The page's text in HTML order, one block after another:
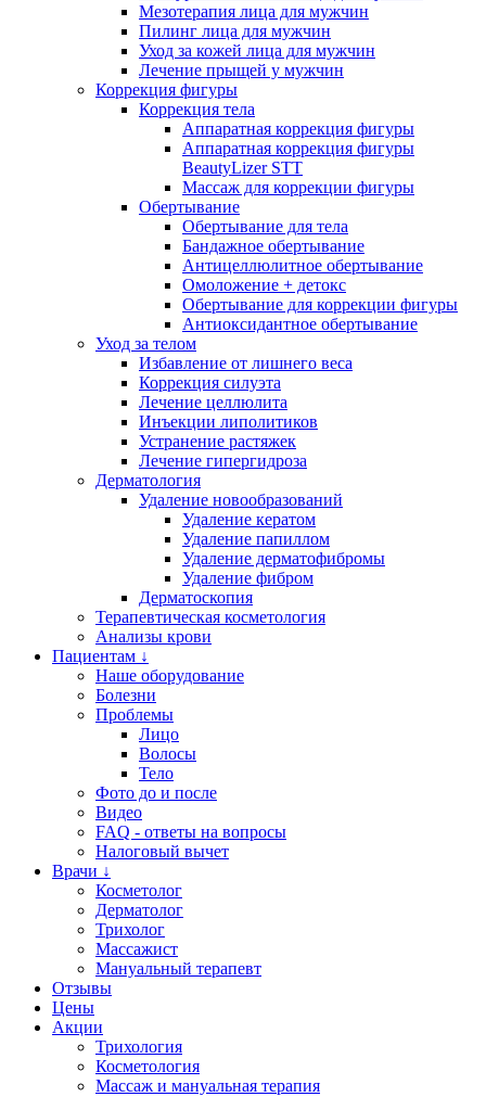
Мезотерапия лица для мужчин
Пилинг лица для мужчин
Уход за кожей лица для мужчин
Лечение прыщей у мужчин
Коррекция фигуры
Коррекция тела
Аппаратная коррекция фигуры
Аппаратная коррекция фигуры
BeautyLizer STT
Массаж для коррекции фигуры
Обертывание
Обертывание для тела
Бандажное обертывание
Антицеллюлитное обертывание
Омоложение + детокс
Обертывание для коррекции фигуры
Антиоксидантное обертывание
Уход за телом
Избавление от лишнего веса
Коррекция силуэта
Лечение целлюлита
Инъекции липолитиков
Устранение растяжек
Лечение гипергидроза
Дерматология
Удаление новообразований
Удаление кератом
Удаление папиллом
Удаление дерматофибромы
Удаление фибром
Дерматоскопия
Терапевтическая косметология
Анализы крови
Пациентам ↓
Наше оборудование
Болезни
Проблемы
Лицо
Волосы
Тело
Фото до и после
Видео
FAQ - ответы на вопросы
Налоговый вычет
Врачи ↓
Косметолог
Дерматолог
Трихолог
Массажист
Мануальный терапевт
Отзывы
Цены
Акции
Трихология
Косметология
Массаж и мануальная терапия